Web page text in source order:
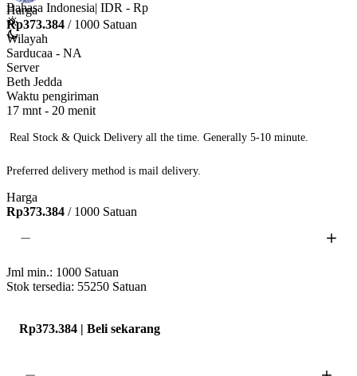
Bahasa Indonesia| IDR - Rp
Harga
Rp373.384 / 1000 Satuan
Wilayah
Sarducaa - NA
Server
Beth Jedda
Waktu pengiriman
17 mnt - 20 menit
Real Stock & Quick Delivery all the time. Generally 5-10 minute.
Harga
Rp373.384 / 1000 Satuan
Jml min.: 1000 Satuan
Stok tersedia: 55250 Satuan
Rp373.384 | Beli sekarang